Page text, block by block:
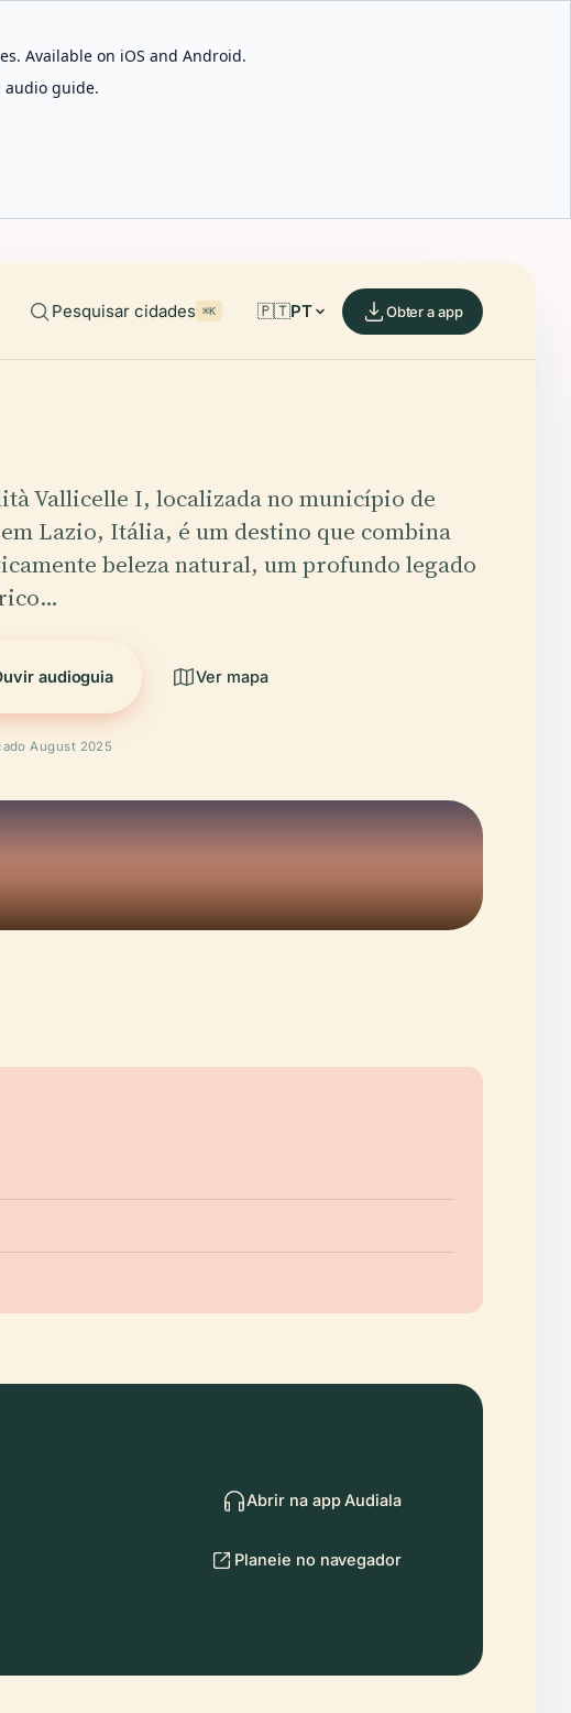
Available on iOS and Android.
audio guide.
Pesquisar cidades ⌘K 🇵🇹PT Obter a app
Vallicelle I, localizada no município de
em Lazio, Itália, é um destino que combina
beleza natural, um profundo legado
audioguia Ver mapa
August 2025
Abrir na app Audiala
Planeie no navegador